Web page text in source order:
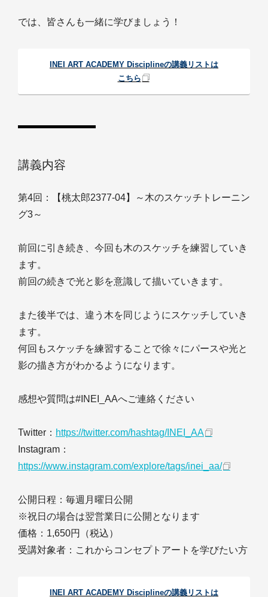
では、皆さんも一緒に学びましょう！
INEI ART ACADEMY Disciplineの講義リストは
こちら
講義内容
第4回：【桃太郎2377-04】～木のスケッチトレーニン
グ3～
前回に引き続き、今回も木のスケッチを練習していき
ます。
前回の続きで光と影を意識して描いていきます。
また後半では、違う木を同じようにスケッチしていき
ます。
何回もスケッチを練習することで徐々にパースや光と
影の描き方がわかるようになります。
感想や質問は#INEI_AAへご連絡ください
Twitter： https://twitter.com/hashtag/INEI_AA
Instagram：
https://www.instagram.com/explore/tags/inei_aa/
公開日程：毎週月曜日公開
※祝日の場合は翌営業日に公開となります
価格：1,650円（税込）
受講対象者：これからコンセプトアートを学びたい方
INEI ART ACADEMY Disciplineの講義リストは